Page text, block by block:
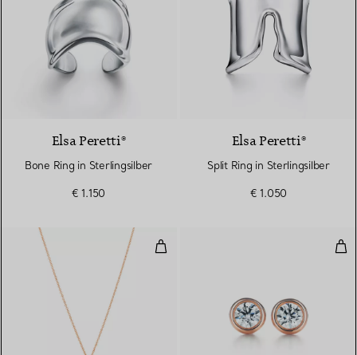
Elsa Peretti®
Bone Ring in Sterlingsilber
€ 1.150
Elsa Peretti®
Split Ring in Sterlingsilber
€ 1.050
Open Heart Anhänger